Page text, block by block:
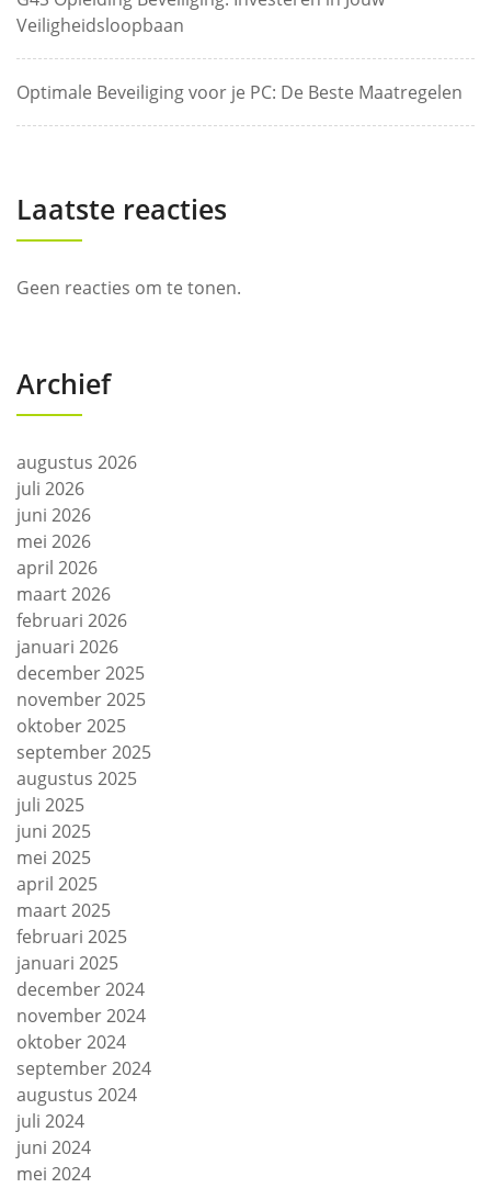
Veiligheidsloopbaan
Optimale Beveiliging voor je PC: De Beste Maatregelen
Laatste reacties
Geen reacties om te tonen.
Archief
augustus 2026
juli 2026
juni 2026
mei 2026
april 2026
maart 2026
februari 2026
januari 2026
december 2025
november 2025
oktober 2025
september 2025
augustus 2025
juli 2025
juni 2025
mei 2025
april 2025
maart 2025
februari 2025
januari 2025
december 2024
november 2024
oktober 2024
september 2024
augustus 2024
juli 2024
juni 2024
mei 2024